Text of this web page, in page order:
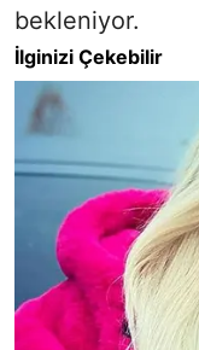
bekleniyor.